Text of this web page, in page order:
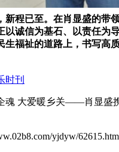
新程已至。在肖显盛的带
以诚信为基石、以责任为
生福祉的道路上，书写高
时刊
魂 大爱暖乡关——肖显盛
yjdyw/